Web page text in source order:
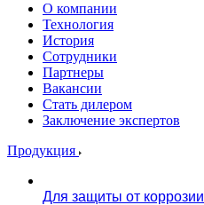
О компании
Технология
История
Сотрудники
Партнеры
Вакансии
Стать дилером
Заключение экспертов
Продукция
Для защиты от коррозии